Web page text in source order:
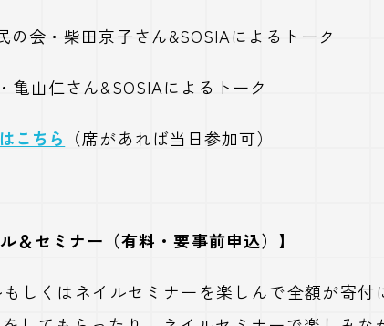
の会・柴田京子さん&SOSIAによるトーク
亀山仁さん&SOSIAによるトーク
こちら （席があれば当日参加可）
＆セミナー（有料・要事前申込）】
しくはネイルセミナーを楽しんで全額が寄付